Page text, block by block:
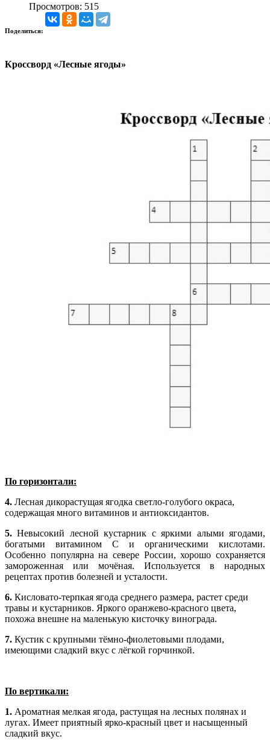
Просмотров: 515
Поделиться:
Кроссворд «Лесные ягоды»
По горизонтали:
4. Лесная дикорастущая ягодка светло-голубого окраса,
содержащая много витаминов и антиоксидантов.
5. Невысокий лесной кустарник с яркими алыми ягодами,
богатыми витамином C и органическими кислотами.
Особенно популярна на севере России, хорошо сохраняется
замороженная или мочёная. Используется в народных
рецептах против болезней и усталости.
6. Кисловато-терпкая ягода среднего размера, растет среди
травы и кустарников. Яркого оранжево-красного цвета,
похожа внешне на маленькую кисточку винограда.
7. Кустик с крупными тёмно-фиолетовыми плодами,
имеющими сладкий вкус с лёгкой горчинкой.
По вертикали:
1. Ароматная мелкая ягода, растущая на лесных полянах и
лугах. Имеет приятный ярко-красный цвет и насыщенный
сладкий вкус.